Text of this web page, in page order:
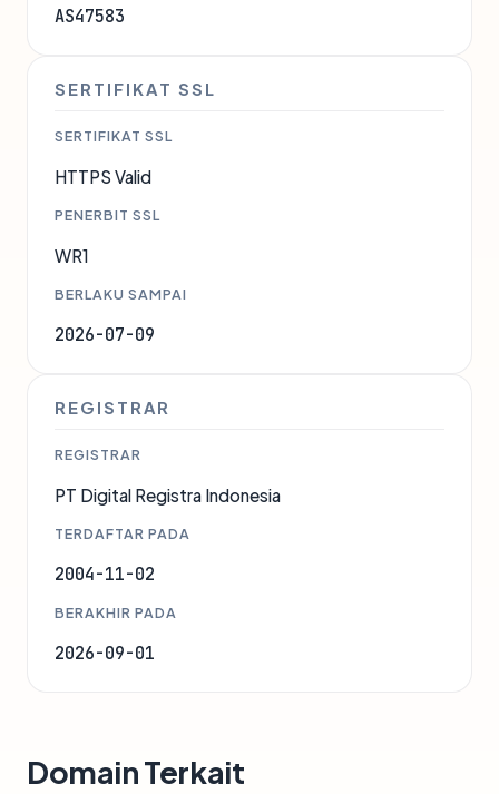
AS47583
SERTIFIKAT SSL
SERTIFIKAT SSL
HTTPS Valid
PENERBIT SSL
WR1
BERLAKU SAMPAI
2026-07-09
REGISTRAR
REGISTRAR
PT Digital Registra Indonesia
TERDAFTAR PADA
2004-11-02
BERAKHIR PADA
2026-09-01
Domain Terkait